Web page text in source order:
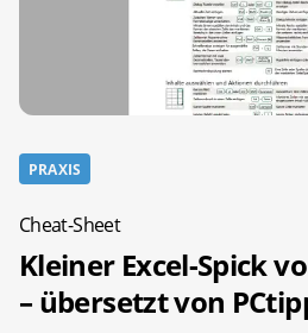
PRAXIS
Cheat-Sheet
Kleiner Excel-Spick
– übersetzt von